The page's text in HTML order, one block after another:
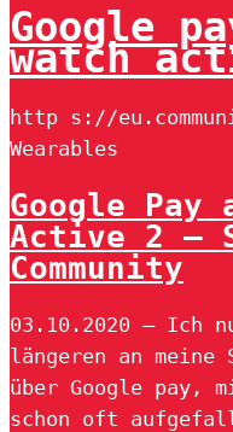
Google
watch
http s://
Wearables
Google Pay
Active 2 –
Community
03.10.2020 — Ich
längeren an meine
über Google pay,
schon oft